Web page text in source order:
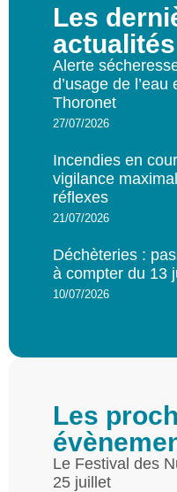
Les
actualités
Alerte
d’usage de
Thoronet
27/07/2026
Incendies en
vigilance
réflexes
21/07/2026
Déchèteries :
à compter du 13
10/07/2026
Les
Le Festival des
25 juillet